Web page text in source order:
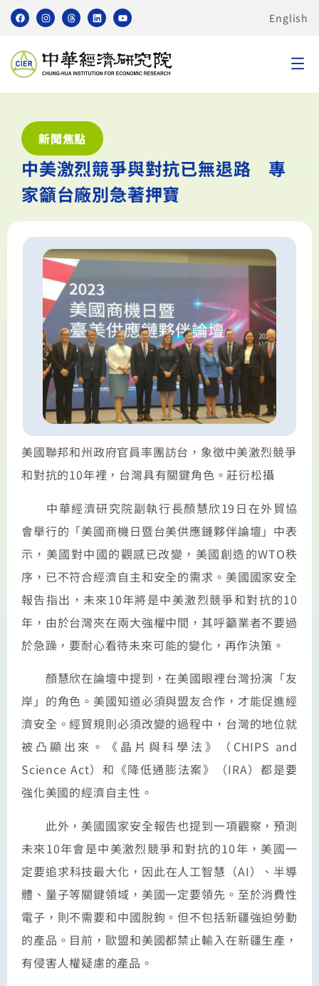
English
新聞焦點
中美激烈競爭與對抗已無退路 專
家籲台廠別急著押寶
美國聯邦和州政府官員率團訪台，象徵中美激烈競爭
和對抗的10年裡，台灣具有關鍵角色。莊衍松攝
中華經濟研究院副執行長顏慧欣19日在外貿協
會舉行的「美國商機日暨台美供應鏈夥伴論壇」中表
示，美國對中國的觀感已改變，美國創造的WTO秩
序，已不符合經濟自主和安全的需求。美國國家安全
報告指出，未來10年將是中美激烈競爭和對抗的10
年，由於台灣夾在兩大強權中間，其呼籲業者不要過
於急躁，要耐心看待未來可能的變化，再作決策。
顏慧欣在論壇中提到，在美國眼裡台灣扮演「友
岸」的角色。美國知道必須與盟友合作，才能促進經
濟安全。經貿規則必須改變的過程中，台灣的地位就
被凸顯出來。《晶片與科學法》（CHIPS and
Science Act）和《降低通膨法案》（IRA）都是要
強化美國的經濟自主性。
此外，美國國家安全報告也提到一項觀察，預測
未來10年會是中美激烈競爭和對抗的10年，美國一
定要追求科技最大化，因此在人工智慧（AI）、半導
體、量子等關鍵領域，美國一定要領先。至於消費性
電子，則不需要和中國脫鉤。但不包括新疆強迫勞動
的產品。目前，歐盟和美國都禁止輸入在新疆生產，
有侵害人權疑慮的產品。